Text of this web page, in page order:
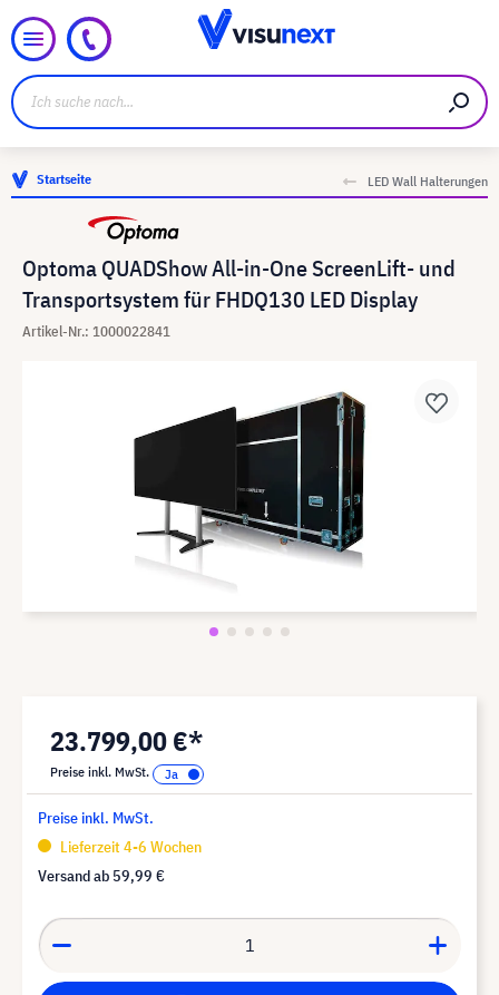
Startseite LED Wall Halterungen
Optoma QUADShow All-in-One ScreenLift- und
Transportsystem für FHDQ130 LED Display
Artikel-Nr.: 1000022841
23.799,00 €*
Preise inkl. MwSt.
Preise inkl. MwSt.
Lieferzeit 4-6 Wochen
Versand ab 59,99 €